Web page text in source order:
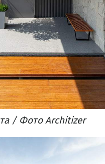
/ Фото Architizer